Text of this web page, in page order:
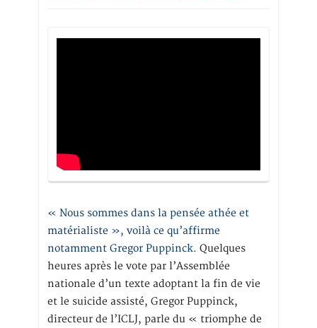
« Nous sommes dans la pensée athée et
matérialiste », voilà ce qu’affirme
notamment Gregor Puppinck. Quelques
heures après le vote par l’Assemblée
nationale d’un texte adoptant la fin de vie
et le suicide assisté, Gregor Puppinck,
directeur de l’ICLJ, parle du « triomphe de